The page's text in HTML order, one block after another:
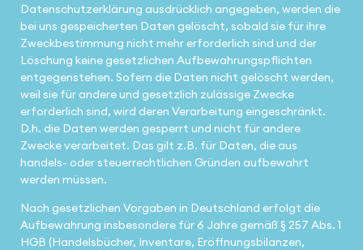
Datenschutzerklärung ausdrücklich angegeben, werden die
bei uns gespeicherten Daten gelöscht, sobald sie für ihre
Zweckbestimmung nicht mehr erforderlich sind und der
Löschung keine gesetzlichen Aufbewahrungspflichten
entgegenstehen. Sofern die Daten nicht gelöscht werden,
weil sie für andere und gesetzlich zulässige Zwecke
erforderlich sind, wird deren Verarbeitung eingeschränkt.
D.h. die Daten werden gesperrt und nicht für andere
Zwecke verarbeitet. Das gilt z.B. für Daten, die aus
handels- oder steuerrechtlichen Gründen aufbewahrt
werden müssen.
Nach gesetzlichen Vorgaben in Deutschland erfolgt die
Aufbewahrung insbesondere für 6 Jahre gemäß § 257 Abs. 1
HGB (Handelsbücher, Inventare, Eröffnungsbilanzen,